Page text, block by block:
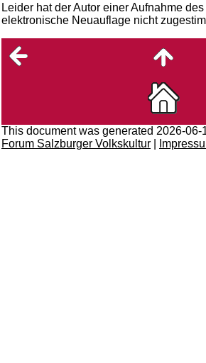
Leider hat der Autor einer Aufnahme
elektronische Neuauflage nicht
This document was generated 2026-
Forum Salzburger Volkskultur